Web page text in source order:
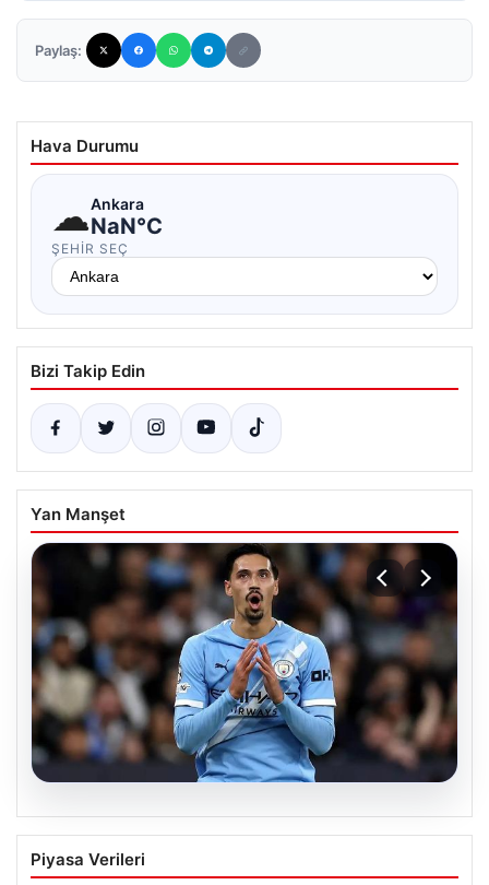
Paylaş:
Hava Durumu
☁Ankara
NaN°C
ŞEHIR SEÇ
Bizi Takip Edin
Yan Manşet
04.08.2026
Galatasaray’da orta sahaya dev isim!
Manchester City’nin yıldızı Tijjani
Piyasa Verileri